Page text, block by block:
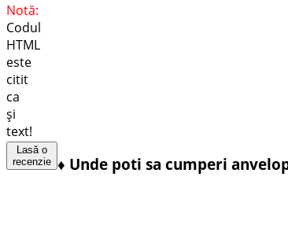
Notă:
Codul
HTML
este
citit
ca
şi
text!
Lasă o
recenzie ♦ Unde poti sa cumperi